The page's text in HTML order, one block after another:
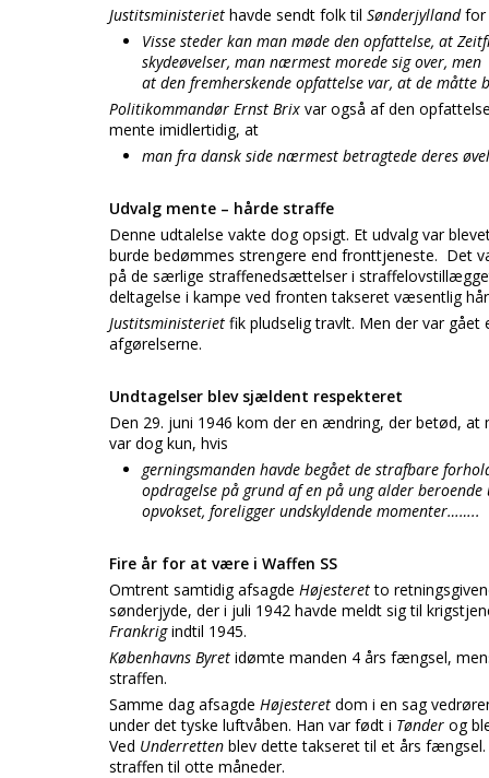
Justitsministeriet havde sendt folk til Sønderjyllandfor
Visse steder kan man møde den opfattelse, at
skydeøvelser, man nærmest morede sig over, men
at den fremherskende opfattelse var, at de måtte
Politikommandør Ernst Brix var også af den
mente imidlertidig, at
man fra dansk side nærmest betragtede deres
Udvalg mente – hårde straffe
Denne udtalelse vakte dog opsigt. Et udvalg var
burde bedømmes strengere end fronttjeneste. Det
på de særlige straffenedsættelser i
deltagelse i kampe ved fronten takseret væsentlig
Justitsministeriet fik pludselig travlt. Men der var
afgørelserne.
Undtagelser blev sjældent respekteret
Den 29. juni 1946 kom der en ændring, der betød,
var dog kun, hvis
gerningsmanden havde begået de strafbare
opdragelse på grund af en på ung alder
opvokset, foreligger undskyldende momenter……..
Fire år for at være i Waffen SS
Omtrent samtidig afsagde Højesteretto
sønderjyde, der i juli 1942 havde meldt sig til
Frankrigindtil 1945.
Københavns Byret idømte manden 4 års fængsel,
straffen.
Samme dag afsagde Højesteret dom i en sag
under det tyske luftvåben. Han var født i Tønder og
Ved Underretten blev dette takseret til et års
straffen til otte måneder.